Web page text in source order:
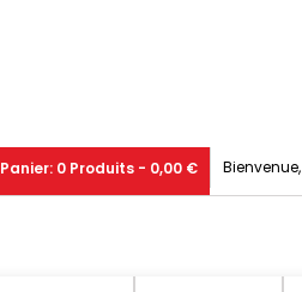
Bienvenue,
Panier: 0 Produits - 0,00 €